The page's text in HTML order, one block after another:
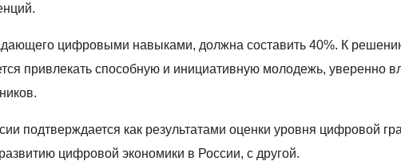
цифровыми навыками, должна составить 40%. К
привлекать способную и инициативную молодежь, уверенно
подтверждается как результатами оценки уровня цифровой
цифровой экономики в России, с другой.